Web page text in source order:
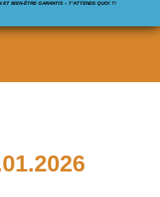
ET BIEN-ÊTRE GARANTIS – T’ATTENDS QUOI ?!